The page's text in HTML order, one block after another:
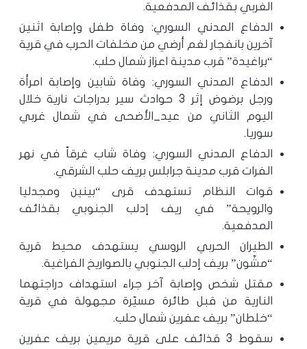
الغربي بقذائف المدفعية.
الدفاع المدني السوري: وفاة طفل وإصابة اثنين
آخرين بانفجار لغم أرضي من مخلفات الحرب في قرية
“براغيدة” قرب مدينة اعزاز شمال حلب.
الدفاع المدني السوري: وفاة شابين وإصابة امرأة
ورجل برضوض إثر 3 حوادث سير بدراجات نارية خلال
اليوم الثاني من عيد_الأضحى في شمال غربي
سوريا.
الدفاع المدني السوري: وفاة شاب غرقاً في نهر
الفرات قرب مدينة جرابلس بريف حلب الشرقي.
قوات النظام تستهدف قرى “بينين ومجدليا
والرويحة” في ريف إدلب الجنوبي بقذائف
المدفعية.
الطيران الحربي الروسي يستهدف محيط قرية
“مشّون” بريف إدلب الجنوبي بالصواريخ الفراغية.
مقتل شخص وإصابة آخر جراء استهداف دراجتهما
النارية من قبل طائرة مسيّرة مجهولة في قرية
“خلطان” بريف عفرين شمال حلب.
سقوط 3 قذائف على قرية مريمين بريف عفرين